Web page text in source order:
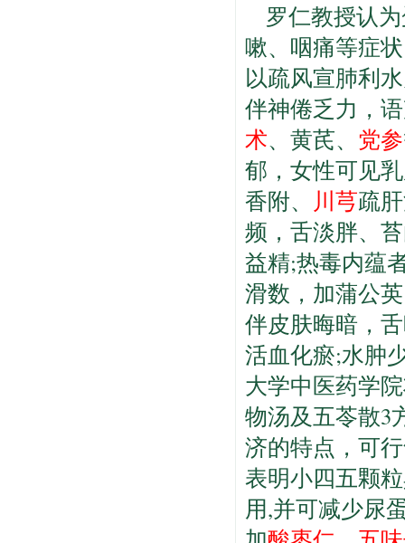
罗仁教授认
嗽、咽痛等症
以疏风宣肺利
伴神倦乏力，
术、黄芪、 党参
郁，女性可见
香附、
川芎疏
频，舌淡胖、
益精;热毒内蕴
滑数，加蒲公
伴皮肤晦暗，
活血化瘀;水肿
大学中医药学
物汤及五苓散3
济的特点，可
表明小四五颗
用,并可减少尿